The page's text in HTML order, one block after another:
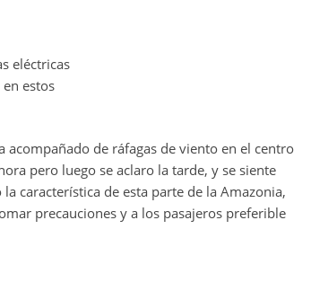
eléctricas
estos
acompañado de ráfagas de viento en el centro
pero luego se aclaro la tarde, y se siente
característica de esta parte de la Amazonia,
precauciones y a los pasajeros preferible